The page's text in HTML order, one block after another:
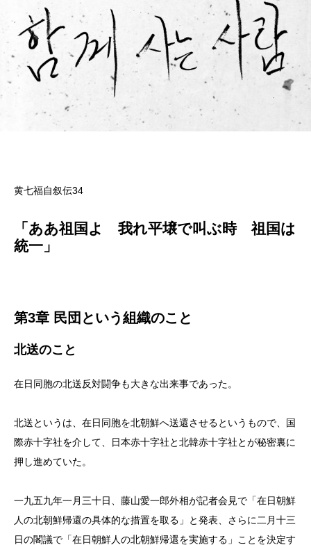
黄七福自叙伝34
「ああ祖国よ 我れ平壌で叫ぶ時 祖国は
統一」
第3章 民団という組織のこと
北送のこと
在日同胞の北送反対闘争も大きな出来事であった。
北送というは、在日同胞を北朝鮮へ送還させるというもので、国
際赤十字社を介して、日本赤十字社と北韓赤十字社とが秘密裏に
押し進めていた。
一九五九年一月三十日、藤山愛一郎外相が記者会見で「在日朝鮮
人の北朝鮮帰還の具体的な措置を取る」と発表、さらに二月十三
日の閣議で「在日朝鮮人の北朝鮮帰還を実施する」ことを決定す